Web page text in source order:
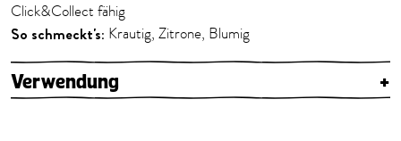
Click&Collect fähig
So schmeckt's: Krautig, Zitrone, Blumig
Verwendung +